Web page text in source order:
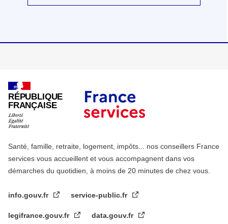
RÉPUBLIQUE
FRANÇAISE
Santé, famille, retraite, logement, impôts... nos conseillers France
services vous accueillent et vous accompagnent dans vos
démarches du quotidien, à moins de 20 minutes de chez vous.
info.gouv.fr service-public.fr
legifrance.gouv.fr data.gouv.fr